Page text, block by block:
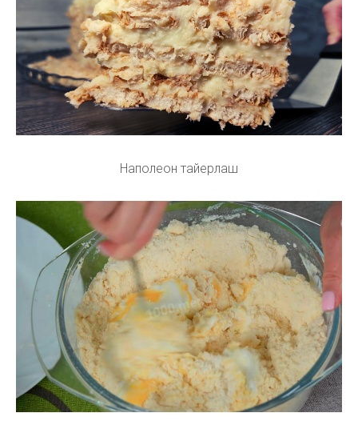
Наполеон тайерлаш